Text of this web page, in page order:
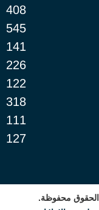
408
545
141
226
122
318
111
127